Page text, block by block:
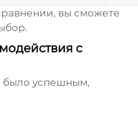
вы сможете
с
было успешным,